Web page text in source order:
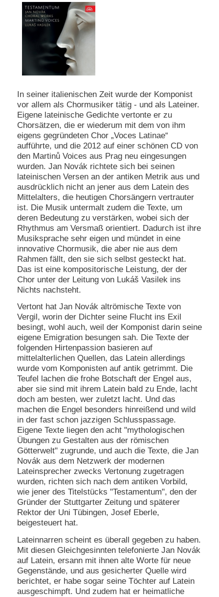
In seiner italienischen Zeit wurde der Komponist
vor allem als Chormusiker tätig - und als Lateiner.
Eigene lateinische Gedichte vertonte er zu
Chorsätzen, die er wiederum mit dem von ihm
eigens gegründeten Chor „Voces Latinae“
aufführte, und die 2012 auf einer schönen CD von
den Martinů Voices aus Prag neu eingesungen
wurden. Jan Novák richtete sich bei seinen
lateinischen Versen an der antiken Metrik aus und
ausdrücklich nicht an jener aus dem Latein des
Mittelalters, die heutigen Chorsängern vertrauter
ist. Die Musik untermalt zudem die Texte, um
deren Bedeutung zu verstärken, wobei sich der
Rhythmus am Versmaß orientiert. Dadurch ist ihre
Musiksprache sehr eigen und mündet in eine
innovative Chormusik, die aber nie aus dem
Rahmen fällt, den sie sich selbst gesteckt hat.
Das ist eine kompositorische Leistung, der der
Chor unter der Leitung von Lukáš Vasilek ins
Nichts nachsteht.
Vertont hat Jan Novák altrömische Texte von
Vergil, worin der Dichter seine Flucht ins Exil
besingt, wohl auch, weil der Komponist darin seine
eigene Emigration besungen sah. Die Texte der
folgenden Hirtenpassion basieren auf
mittelalterlichen Quellen, das Latein allerdings
wurde vom Komponisten auf antik getrimmt. Die
Teufel lachen die frohe Botschaft der Engel aus,
aber sie sind mit ihrem Latein bald zu Ende, lacht
doch am besten, wer zuletzt lacht. Und das
machen die Engel besonders hinreißend und wild
in der fast schon jazzigen Schlusspassage.
Eigene Texte liegen den acht "mythologischen
Übungen zu Gestalten aus der römischen
Götterwelt" zugrunde, und auch die Texte, die Jan
Novák aus dem Netzwerk der modernen
Lateinsprecher zwecks Vertonung zugetragen
wurden, richten sich nach dem antiken Vorbild,
wie jener des Titelstücks "Testamentum", den der
Gründer der Stuttgarter Zeitung und späterer
Rektor der Uni Tübingen, Josef Eberle,
beigesteuert hat.
Lateinnarren scheint es überall gegeben zu haben.
Mit diesen Gleichgesinnten telefonierte Jan Novák
auf Latein, ersann mit ihnen alte Worte für neue
Gegenstände, und aus gesicherter Quelle wird
berichtet, er habe sogar seine Töchter auf Latein
ausgeschimpft. Und zudem hat er heimatliche